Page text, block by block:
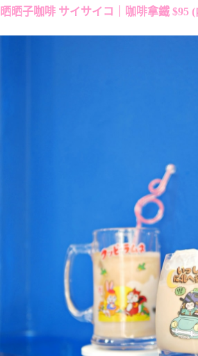
晒晒子咖啡 サイサイコ｜咖啡拿鐵 $95